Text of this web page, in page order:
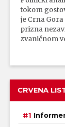
tokom
je Crna
prizna
zvaničnom
CRVENA